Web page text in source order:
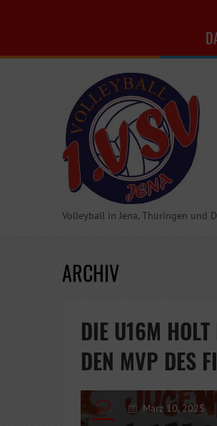
Volleyball in Jena, Thüringen und
ARCHIV
DIE U16M HOLT
DEN MVP DES
März 10, 2025